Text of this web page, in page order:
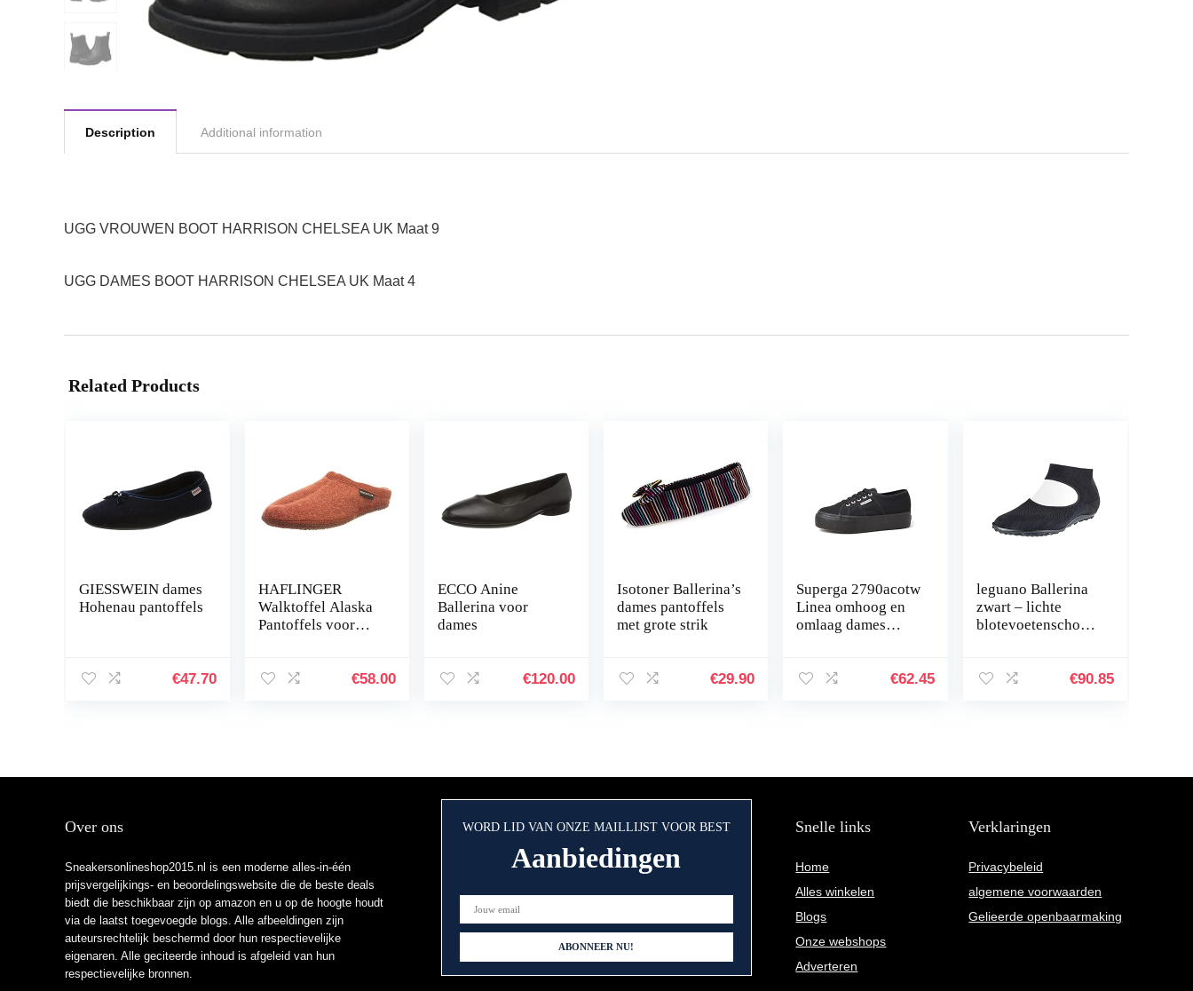
Description Additional information
UGG VROUWEN BOOT HARRISON CHELSEA UK Maat 9
UGG DAMES BOOT HARRISON CHELSEA UK Maat 4
Related Products
GIESSWEIN dames
Hohenau pantoffels
€47.70
HAFLINGER
Walktoffel Alaska
Pantoffels voor
€58.00
ECCO Anine
Ballerina voor
dames
€120.00
Isotoner Ballerina’s
dames pantoffels
met grote strik
€29.90
Superga 2790acotw
Linea omhoog en
omlaag dames
€62.45
leguano Ballerina
zwart – lichte
blotevoetenschoen
€90.85
Over ons
Sneakersonlineshop2015.nl is een moderne alles-in-één
prijsvergelijkings- en beoordelingswebsite die de beste deals
biedt die beschikbaar zijn op amazon en u op de hoogte houdt
via de laatst toegevoegde blogs. Alle afbeeldingen zijn
auteursrechtelijk beschermd door hun respectievelijke
eigenaren. Alle geciteerde inhoud is afgeleid van hun
respectievelijke bronnen.
WORD LID VAN ONZE MAILLIJST VOOR BEST
Aanbiedingen
Snelle links
Home
Alles winkelen
Blogs
Onze webshops
Adverteren
Verklaringen
Privacybeleid
algemene voorwaarden
Gelieerde openbaarmaking